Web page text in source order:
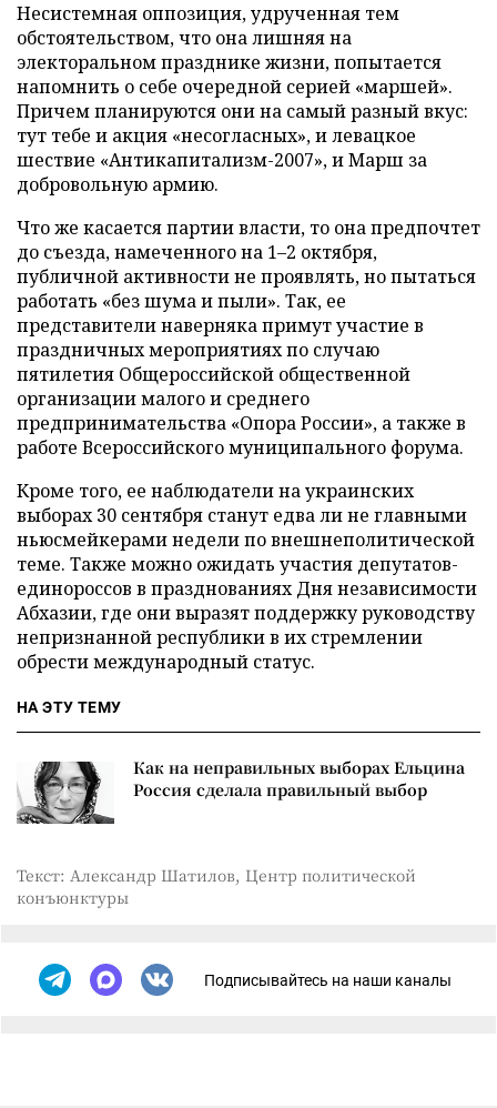
Несистемная оппозиция, удрученная тем
обстоятельством, что она лишняя на
электоральном празднике жизни, попытается
напомнить о себе очередной серией «маршей».
Причем планируются они на самый разный вкус:
тут тебе и акция «несогласных», и левацкое
шествие «Антикапитализм-2007», и Марш за
добровольную армию.
Что же касается партии власти, то она предпочтет
до съезда, намеченного на 1–2 октября,
публичной активности не проявлять, но пытаться
работать «без шума и пыли». Так, ее
представители наверняка примут участие в
праздничных мероприятиях по случаю
пятилетия Общероссийской общественной
организации малого и среднего
предпринимательства «Опора России», а также в
работе Всероссийского муниципального форума.
Кроме того, ее наблюдатели на украинских
выборах 30 сентября станут едва ли не главными
ньюсмейкерами недели по внешнеполитической
теме. Также можно ожидать участия депутатов-
единороссов в празднованиях Дня независимости
Абхазии, где они выразят поддержку руководству
непризнанной республики в их стремлении
обрести международный статус.
НА ЭТУ ТЕМУ
Как на неправильных выборах Ельцина
Россия сделала правильный выбор
Текст: Александр Шатилов, Центр политической
конъюнктуры
Подписывайтесь на наши каналы